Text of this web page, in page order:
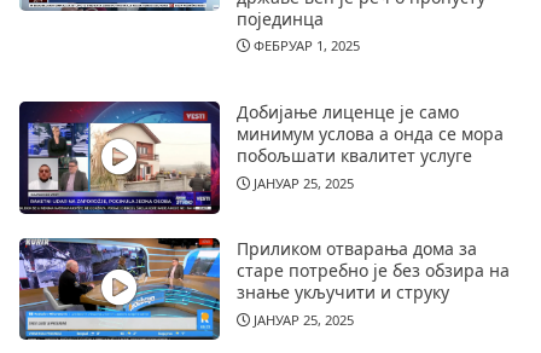
појединца
ФЕБРУАР 1, 2025
Добијање лиценце је само
минимум услова а онда се мора
побољшати квалитет услуге
ЈАНУАР 25, 2025
Приликом отварања дома за
старе потребно је без обзира на
знање укључити и струку
ЈАНУАР 25, 2025